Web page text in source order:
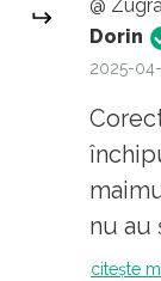
persecutati
vor retrage
tulburatii se
avea raiul
de la
ca
@
Dorin
2025-
nu au